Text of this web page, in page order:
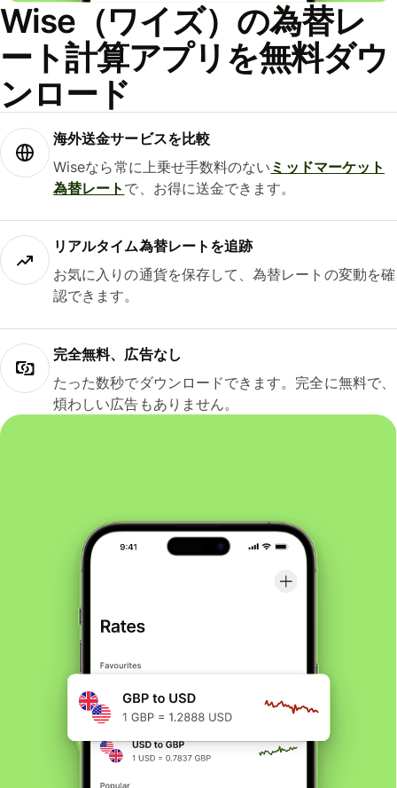
Wise（ワイズ）の為替レ
ート計算アプリを無料ダウ
ンロード
海外送金サービスを比較
Wiseなら常に上乗せ手数料のない ミッドマーケット
為替レート で、お得に送金できます。
リアルタイム為替レートを追跡
お気に入りの通貨を保存して、為替レートの変動を確
認できます。
完全無料、広告なし
たった数秒でダウンロードできます。完全に無料で、
煩わしい広告もありません。